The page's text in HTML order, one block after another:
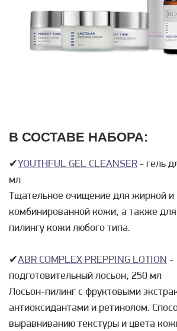
В СОСТАВЕ НАБОРА:
✔YOUTHFUL GEL CLEANSER - гель
мл
Тщательное очищение для жирной и
комбинированной кожи, а также для
пилингу кожи любого типа.
✔ABR COMPLEX PREPPING LOTION -
подготовительный лосьон, 250 мл
Лосьон-пилинг с фруктовыми
антиоксидантами и ретинолом.
выравниванию текстуры и цвета